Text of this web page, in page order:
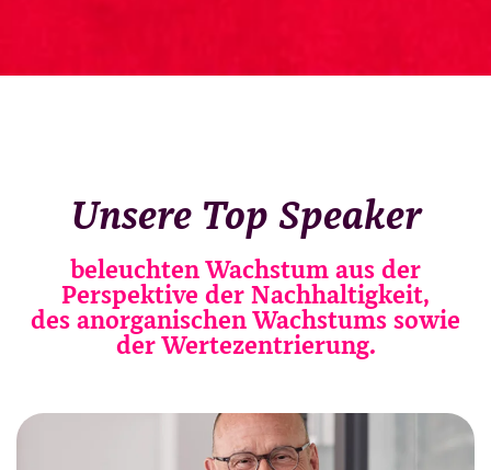
Unsere Top Speaker
beleuchten Wachstum aus der
Perspektive der Nachhaltigkeit,
des anorganischen Wachstums sowie
der Wertezentrierung.